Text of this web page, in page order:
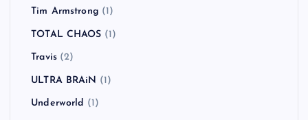
Tim Armstrong (1)
TOTAL CHAOS (1)
Travis(2)
ULTRA BRAiN (1)
Underworld (1)